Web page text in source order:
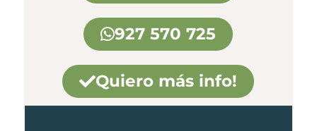
927 570 725
Quiero más info!